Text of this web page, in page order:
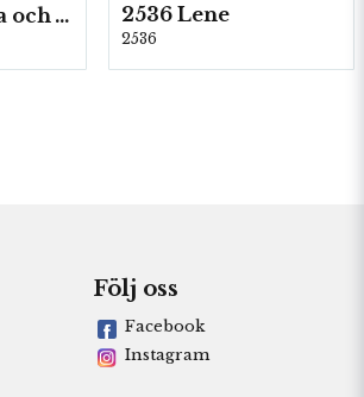
2607-Armonia och Alpaca 400 2536 Lene
2536
Följ oss
Facebook
Instagram